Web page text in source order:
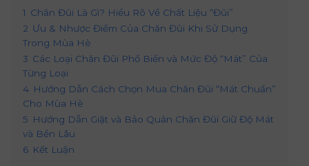
1 Chăn Đũi Là Gì? Hiểu Rõ Về Chất Liệu “Đũi”
2 Ưu & Nhược Điểm Của Chăn Đũi Khi Sử Dụng
Trong Mùa Hè
3 Các Loại Chăn Đũi Phổ Biến và Mức Độ “Mát” Của
Từng Loại
4 Hướng Dẫn Cách Chọn Mua Chăn Đũi “Mát Chuẩn”
Cho Mùa Hè
5 Hướng Dẫn Giặt và Bảo Quản Chăn Đũi Giữ Độ Mát
và Bền Lâu
6 Kết Luận